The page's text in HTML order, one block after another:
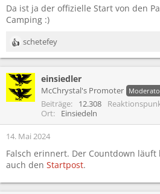
Da ist ja der offizielle Start von den
Camping :)
R
e
k
t
i
n
e
:
schetefey
einsiedler
McChrystal's Promoter
Beiträge 12.308
Ort
Einsiedeln
14. Mai 2024
Falsch erinnert. Der Countdown läuft
auch den Startpost.